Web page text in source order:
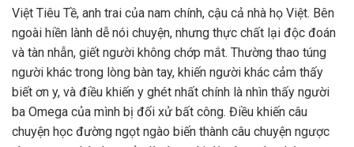
Việt Tiêu Tề, anh trai của nam chính, cậu cả nhà họ Việt. Bên
ngoài hiền lành dễ nói chuyện, nhưng thực chất lại độc đoán
và tàn nhẫn, giết người không chớp mắt. Thường thao túng
người khác trong lòng bàn tay, khiến người khác cảm thấy
biết ơn y, và điều khiến y ghét nhất chính là nhìn thấy người
ba Omega của mình bị đối xử bất công. Điều khiến câu
chuyện học đường ngọt ngào biến thành câu chuyện ngược